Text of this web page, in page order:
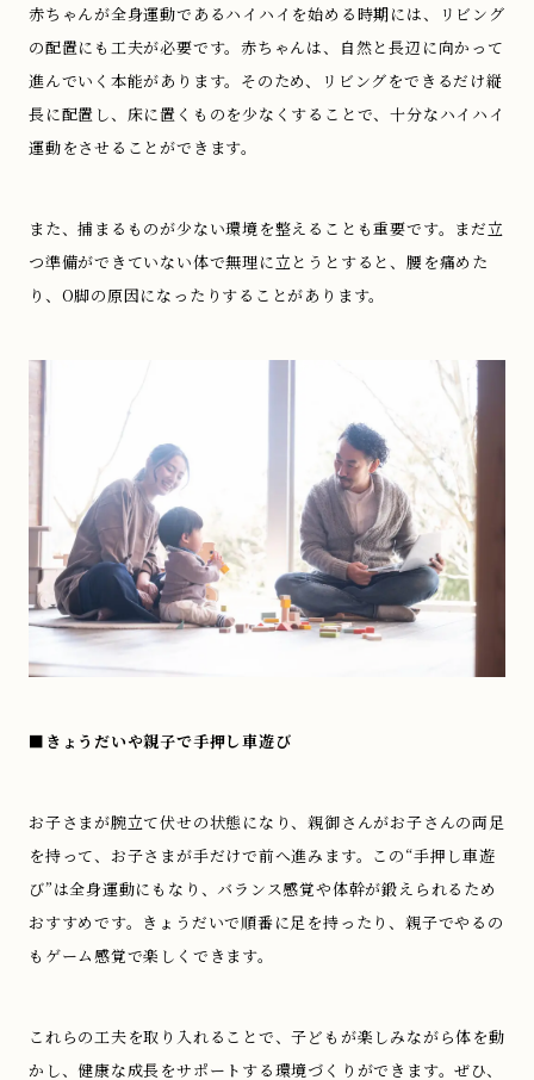
赤ちゃんが全身運動であるハイハイを始める時期には、リビング
の配置にも工夫が必要です。赤ちゃんは、自然と長辺に向かって
進んでいく本能があります。そのため、リビングをできるだけ縦
長に配置し、床に置くものを少なくすることで、十分なハイハイ
運動をさせることができます。
また、捕まるものが少ない環境を整えることも重要です。まだ立
つ準備ができていない体で無理に立とうとすると、腰を痛めた
り、O脚の原因になったりすることがあります。
■きょうだいや親子で手押し車遊び
お子さまが腕立て伏せの状態になり、親御さんがお子さんの両足
を持って、お子さまが手だけで前へ進みます。この“手押し車遊
び”は全身運動にもなり、バランス感覚や体幹が鍛えられるため
おすすめです。きょうだいで順番に足を持ったり、親子でやるの
もゲーム感覚で楽しくできます。
これらの工夫を取り入れることで、子どもが楽しみながら体を動
かし、健康な成長をサポートする環境づくりができます。ぜひ、